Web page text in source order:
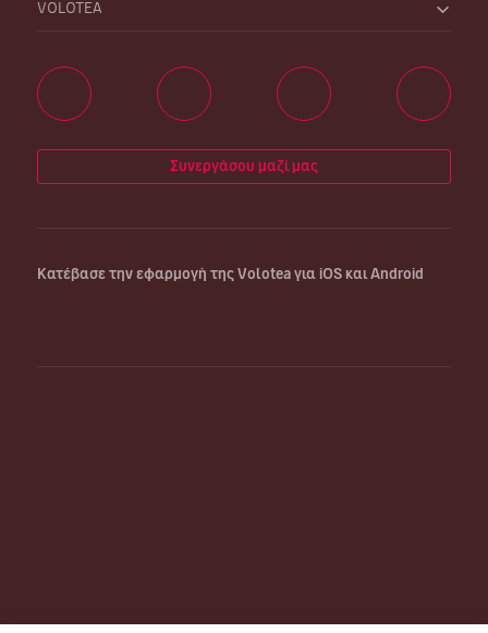
VOLOTEA
Συνεργάσου μαζί μας
Κατέβασε την εφαρμογή της Volotea για iOS και Android